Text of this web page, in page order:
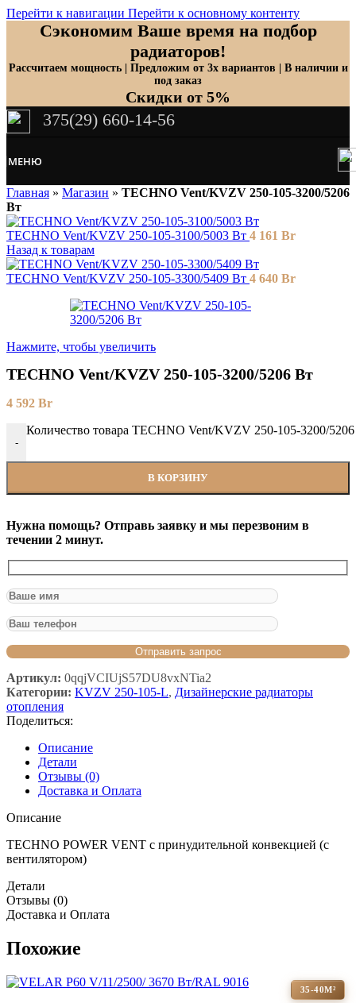
Перейти к навигации Перейти к основному контенту
Сэкономим Ваше время на подбор
радиаторов!
Рассчитаем мощность | Предложим от 3х вариантов | В наличии и
под заказ
Скидки от 5%
375(29) 660-14-56
МЕНЮ
Главная » Магазин » TECHNO Vent/KVZV 250-105-3200/5206
Вт
TECHNO Vent/KVZV 250-105-3100/5003 Вт 4 161 Br
Назад к товарам
TECHNO Vent/KVZV 250-105-3300/5409 Вт 4 640 Br
Нажмите, чтобы увеличить
TECHNO Vent/KVZV 250-105-3200/5206 Вт
4 592 Br
-
Количество товара TECHNO Vent/KVZV 250-105-3200/
В КОРЗИНУ
Нужна помощь? Отправь заявку и мы перезвоним в
течении 2 минут.
Артикул: 0qqjVCIUjS57DU8vxNTia2
Категории: KVZV 250-105-L, Дизайнерские радиаторы
отопления
Поделиться:
Описание
Детали
Отзывы (0)
Доставка и Оплата
Описание
TECHNO POWER VENT с принудительной конвекцией (c
вентилятором)
Детали
Отзывы (0)
Доставка и Оплата
Похожие
35-40М²